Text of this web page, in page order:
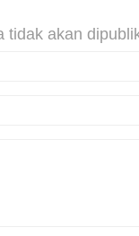
tidak akan